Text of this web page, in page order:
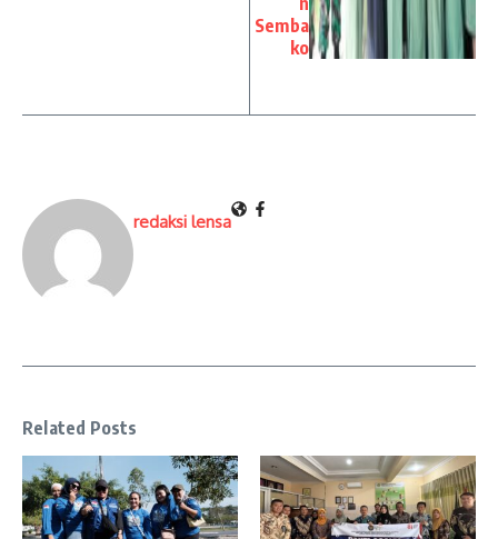
Semba
ko
redaksi lensa
Related Posts